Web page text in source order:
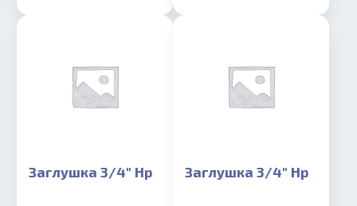
Заглушка 3/4″ Нр Заглушка 3/4″ Нр